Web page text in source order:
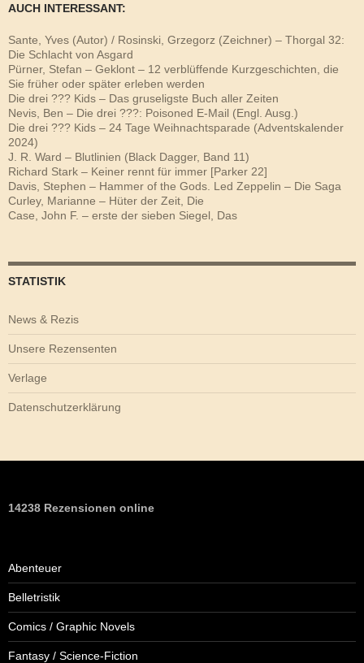
AUCH INTERESSANT:
Sante, Yves (Autor) / Rosinski, Grzegorz (Zeichner) – Thorgal 32:
Die Schlacht von Asgard
Pürner, Stefan – Geklont – 12 verblüffende Kurzgeschichten, die
Sie früher oder später erleben werden
Die drei ??? Kids – Das gruseligste Buch aller Zeiten
Nevis, Ben – Die drei ???: Poisoned E-Mail (Engl. Ausg.)
Die drei ??? Kids – 24 Tage Weihnachtsparade (Adventskalender
2024)
J. R. Ward – Blutlinien (Black Dagger, Band 11)
Richard Stark – Keiner rennt für immer [Parker 22]
Davis, Stephen – Hammer of the Gods. Led Zeppelin – Die Saga
Curley, Marianne – Hüter der Zeit, Die
Case, John F. – erste der sieben Siegel, Das
STATISTIK
News & Rezis
Unsere Rezensenten
Verlage
Datenschutzerklärung
14238 Rezensionen online
Abenteuer
Belletristik
Comics / Graphic Novels
Fantasy / Science-Fiction